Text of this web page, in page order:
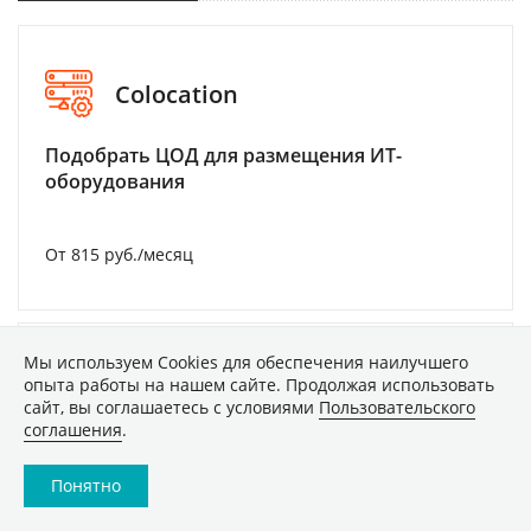
Colocation
Подобрать ЦОД для размещения ИТ-
оборудования
От 815 руб./месяц
IP-телефония
виртуальную АТС
Мы используем Сookies для обеспечения наилучшего
опыта работы на нашем сайте. Продолжая использовать
сайт, вы соглашаетесь с условиями Пользовательского
соглашения.
Понятно